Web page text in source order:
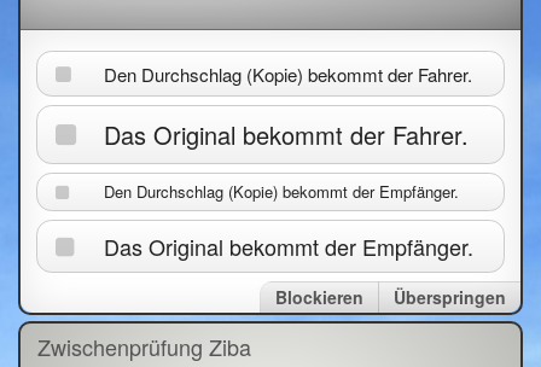
Den Durchschlag (Kopie) bekommt der Fahrer.
Das Original bekommt der Fahrer.
Den Durchschlag (Kopie) bekommt der Empfänger.
Das Original bekommt der Empfänger.
Überspringen
Blockieren
Zwischenprüfung Ziba